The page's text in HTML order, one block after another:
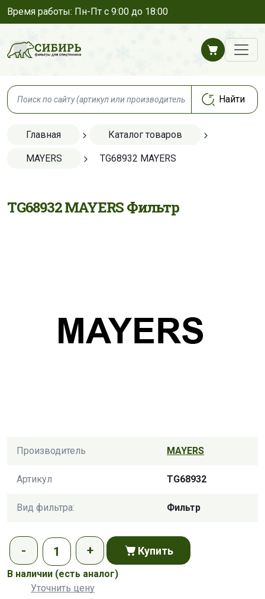
Время работы: Пн-Пт с 9:00 до 18:00
Главная Каталог товаров
MAYERS TG68932 MAYERS
TG68932 MAYERS Фильтр
Производитель MAYERS
Артикул TG68932
Вид фильтра: Фильтр
Купить
В наличии (есть аналог)
Уточнить цену